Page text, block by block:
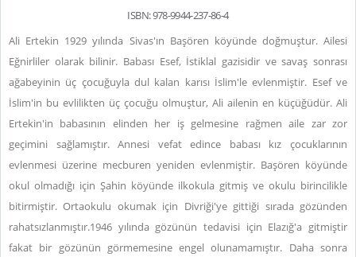
ISBN: 978-9944-237-86-4
Ali Ertekin 1929 yılında Sivas'ın Başören köyünde doğmuştur. Ailesi
Eğnirliler olarak bilinir. Babası Esef, İstiklal gazisidir ve savaş sonrası
ağabeyinin üç çocuğuyla dul kalan karısı İslim'le evlenmiştir. Esef ve
İslim'in bu evlilikten üç çocuğu olmuştur, Ali ailenin en küçüğüdür. Ali
Ertekin'in babasının elinden her iş gelmesine rağmen aile zar zor
geçimini sağlamıştır. Annesi vefat edince babası kız çocuklarının
evlenmesi üzerine mecburen yeniden evlenmiştir. Başören köyünde
okul olmadığı için Şahin köyünde ilkokula gitmiş ve okulu birincilikle
bitirmiştir. Ortaokulu okumak için Divriği'ye gittiği sırada gözünden
rahatsızlanmıştır.1946 yılında gözünün tedavisi için Elazığ'a gitmiştir
fakat bir gözünün görmemesine engel olunamamıştır. Daha sonra